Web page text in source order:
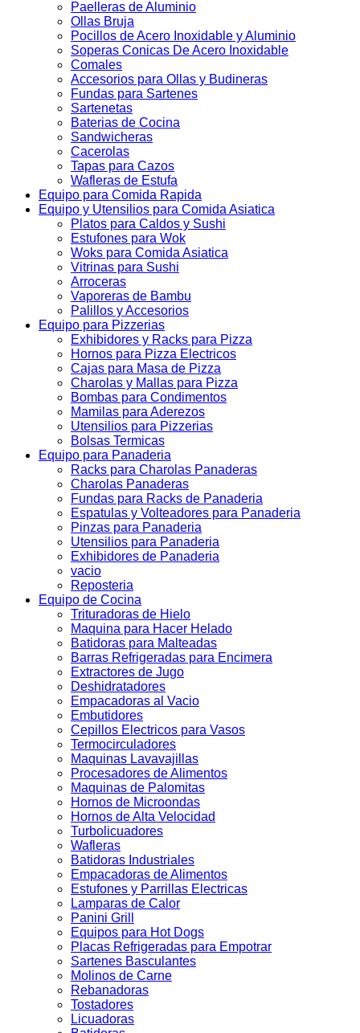
Paelleras de Aluminio
Ollas Bruja
Pocillos de Acero Inoxidable y Aluminio
Soperas Conicas De Acero Inoxidable
Comales
Accesorios para Ollas y Budineras
Fundas para Sartenes
Sartenetas
Baterias de Cocina
Sandwicheras
Cacerolas
Tapas para Cazos
Wafleras de Estufa
Equipo para Comida Rapida
Equipo y Utensilios para Comida Asiatica
Platos para Caldos y Sushi
Estufones para Wok
Woks para Comida Asiatica
Vitrinas para Sushi
Arroceras
Vaporeras de Bambu
Palillos y Accesorios
Equipo para Pizzerias
Exhibidores y Racks para Pizza
Hornos para Pizza Electricos
Cajas para Masa de Pizza
Charolas y Mallas para Pizza
Bombas para Condimentos
Mamilas para Aderezos
Utensilios para Pizzerias
Bolsas Termicas
Equipo para Panaderia
Racks para Charolas Panaderas
Charolas Panaderas
Fundas para Racks de Panaderia
Espatulas y Volteadores para Panaderia
Pinzas para Panaderia
Utensilios para Panaderia
Exhibidores de Panaderia
vacio
Reposteria
Equipo de Cocina
Trituradoras de Hielo
Maquina para Hacer Helado
Batidoras para Malteadas
Barras Refrigeradas para Encimera
Extractores de Jugo
Deshidratadores
Empacadoras al Vacio
Embutidores
Cepillos Electricos para Vasos
Termocirculadores
Maquinas Lavavajillas
Procesadores de Alimentos
Maquinas de Palomitas
Hornos de Microondas
Hornos de Alta Velocidad
Turbolicuadores
Wafleras
Batidoras Industriales
Empacadoras de Alimentos
Estufones y Parrillas Electricas
Lamparas de Calor
Panini Grill
Equipos para Hot Dogs
Placas Refrigeradas para Empotrar
Sartenes Basculantes
Molinos de Carne
Rebanadoras
Tostadores
Licuadoras